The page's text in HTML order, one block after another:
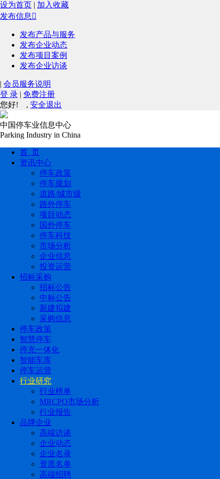
设为首页 | 加入收藏
发布信息 
发布产品与服务
发布企业动态
发布项目案例
发布企业访谈
| 会员服务说明
登 录 | 免费注册
您好!
, 安全退出
中国停车业信息中心
Parking Industry in China
首 页
资讯中心
停车政策
停车规划
道路/城市级
路外停车
项目动态
国外停车
停车科技
市场分析
企业信息
投资运营
招标采购
招标公告
中标公告
新建拟建
采购信息
停车政策
智慧停车
停充一体化
智能车库
停车运营
行业研究
行业榜单
MRCPO市场分析
行业报告
品牌企业
高端访谈
企业动态
企业名录
资质名单
高端招聘